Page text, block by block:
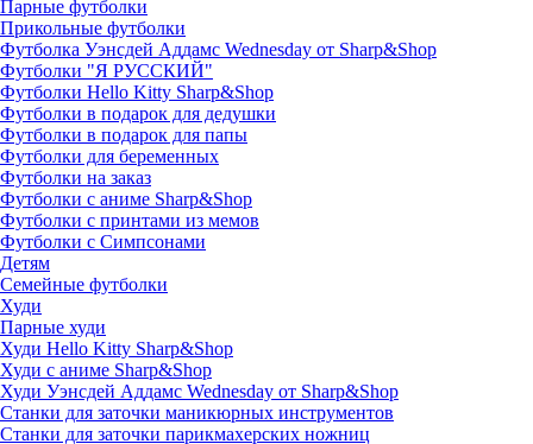
Парные футболки
Прикольные футболки
Футболка Уэнсдей Аддамс Wednesday от Sharp&Shop
Футболки "Я РУССКИЙ"
Футболки Hello Kitty Sharp&Shop
Футболки в подарок для дедушки
Футболки в подарок для папы
Футболки для беременных
Футболки на заказ
Футболки с аниме Sharp&Shop
Футболки с принтами из мемов
Футболки с Симпсонами
Детям
Семейные футболки
Худи
Парные худи
Худи Hello Kitty Sharp&Shop
Худи с аниме Sharp&Shop
Худи Уэнсдей Аддамс Wednesday от Sharp&Shop
Станки для заточки маникюрных инструментов
Станки для заточки парикмахерских ножниц